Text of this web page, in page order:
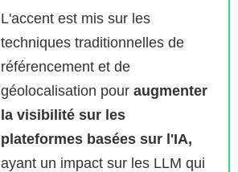
L'accent est mis sur les
techniques traditionnelles de
référencement et de
géolocalisation pour augmenter
la visibilité sur les
plateformes basées sur l'IA,
ayant un impact sur les LLM qui